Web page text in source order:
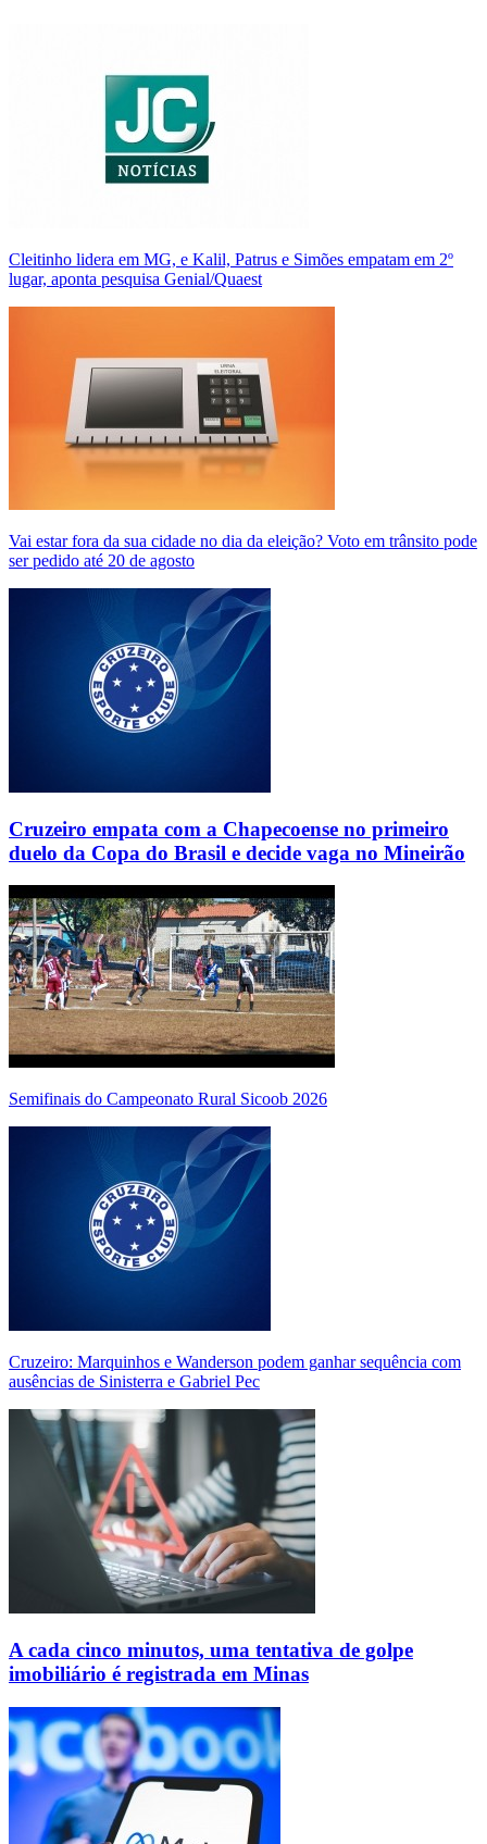
Cleitinho lidera em MG, e Kalil, Patrus e Simões empatam em 2º
lugar, aponta pesquisa Genial/Quaest
Vai estar fora da sua cidade no dia da eleição? Voto em trânsito pode
ser pedido até 20 de agosto
Cruzeiro empata com a Chapecoense no primeiro
duelo da Copa do Brasil e decide vaga no Mineirão
Semifinais do Campeonato Rural Sicoob 2026
Cruzeiro: Marquinhos e Wanderson podem ganhar sequência com
ausências de Sinisterra e Gabriel Pec
A cada cinco minutos, uma tentativa de golpe
imobiliário é registrada em Minas